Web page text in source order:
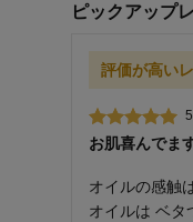
ピックアップ
評価が高い
お肌喜んでます
オイルの感触
オイルは ベタ